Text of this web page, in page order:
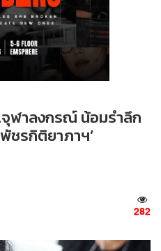
ฬาลงกรณ์ น้อมรำลึก
ชรกิติยาภาฯ’
282